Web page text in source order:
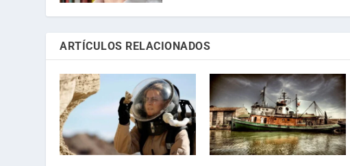
ARTÍCULOS RELACIONADOS